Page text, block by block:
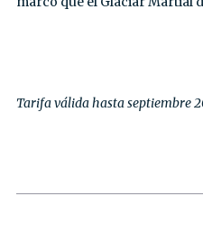
Tarifa válida hasta septiembre